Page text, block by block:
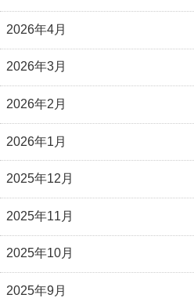
2026年4月
2026年3月
2026年2月
2026年1月
2025年12月
2025年11月
2025年10月
2025年9月